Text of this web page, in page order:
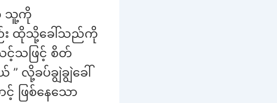
သူ့ကို
း ထိုသို့ခေါ်သည်ကို
သဖြင့် စိတ်
လို့ခပ်ချွဲချွဲခေါ်
ဖြစ်နေသော